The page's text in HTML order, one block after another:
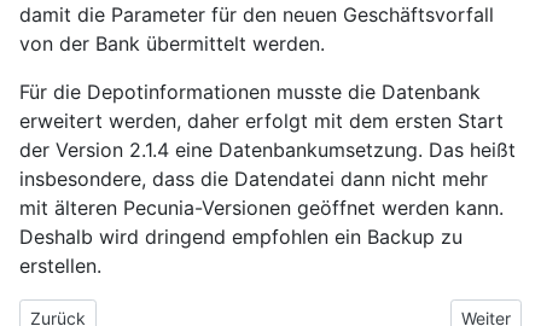
damit die Parameter für den neuen Geschäftsvorfall
von der Bank übermittelt werden.
Für die Depotinformationen musste die Datenbank
erweitert werden, daher erfolgt mit dem ersten Start
der Version 2.1.4 eine Datenbankumsetzung. Das heißt
insbesondere, dass die Datendatei dann nicht mehr
mit älteren Pecunia-Versionen geöffnet werden kann.
Deshalb wird dringend empfohlen ein Backup zu
erstellen.
Vorheriger Beitrag: Pecunia 2.1.5
Zurück Nächster
Weiter